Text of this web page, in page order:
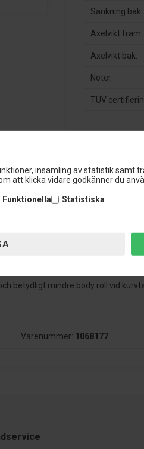
insamling av statistik
att klicka vidare godkänner du
Funktionella
Statistiska
Sänkning bak:
Axelvikt fram:
Axelvikt bak:
Noter:
TÜV
på ca: 20 mm både fram och
stötdämpare för att ge dig
din bil utan även för att uppnå
tätningar.
betydligt mindre body roll vid
Varenummer: 1068177